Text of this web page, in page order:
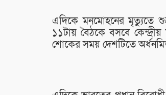
এদিকে মনমোহনের মৃত্যুতে
১১টায় বৈঠকে বসবে কেন্দ্রীয়
শোকের সময় দেশটিতে